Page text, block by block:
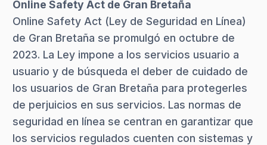
Online Safety Act de Gran Bretaña
Online Safety Act (Ley de Seguridad en Línea)
de Gran Bretaña se promulgó en octubre de
2023. La Ley impone a los servicios usuario a
usuario y de búsqueda el deber de cuidado de
los usuarios de Gran Bretaña para protegerles
de perjuicios en sus servicios. Las normas de
seguridad en línea se centran en garantizar que
los servicios regulados cuenten con sistemas y